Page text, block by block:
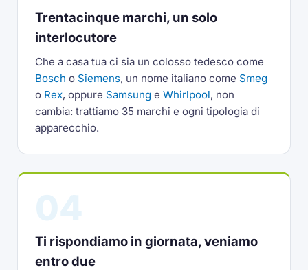
Trentacinque marchi, un solo
interlocutore
Che a casa tua ci sia un colosso tedesco come
Bosch o Siemens, un nome italiano come Smeg
o Rex, oppure Samsung eWhirlpool, non
cambia: trattiamo 35 marchi e ogni tipologia di
apparecchio.
Ti rispondiamo in giornata, veniamo
entro due